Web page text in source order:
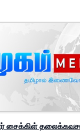
சைக்கிள்